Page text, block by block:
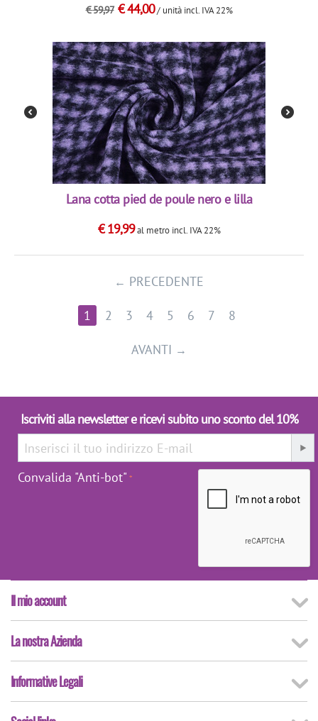
€59,97 €44,00 / unità incl. IVA 22%
Lana cotta pied de poule nero e lilla
€19,99 al metro incl. IVA 22%
PRECEDENTE
1 2 3 4 5 6 7 8
AVANTI
Iscriviti alla newsletter e ricevi subito uno sconto del 10%
Convalida "Anti-bot"
Il mio account
La nostra Azienda
Informative Legali